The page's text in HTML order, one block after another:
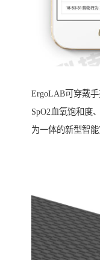
ErgoLAB可穿戴手
SpO2血氧饱和度
为一体的新型智能